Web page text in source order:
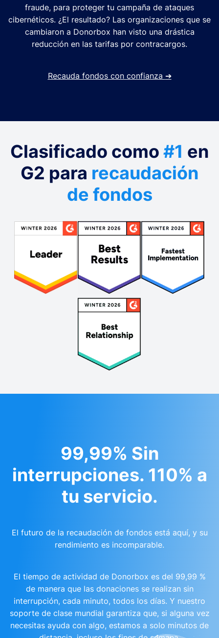
fraude, para proteger tu campaña de ataques
cibernéticos. ¿El resultado? Las organizaciones que se
cambiaron a Donorbox han visto una drástica
reducción en las tarifas por contracargos.
Recauda fondos con confianza ➔
Clasificado como #1 en
G2 para recaudación
de fondos
99,99% Sin
interrupciones. 110% a
tu servicio.
El futuro de la recaudación de fondos está aquí, y su
rendimiento es incomparable.
El tiempo de actividad de Donorbox es del 99,99 %
de manera que las donaciones se realizan sin
interrupción, cada minuto, todos los días. Y nuestro
soporte de clase mundial garantiza que, si alguna vez
necesitas ayuda con algo, estamos a solo minutos de